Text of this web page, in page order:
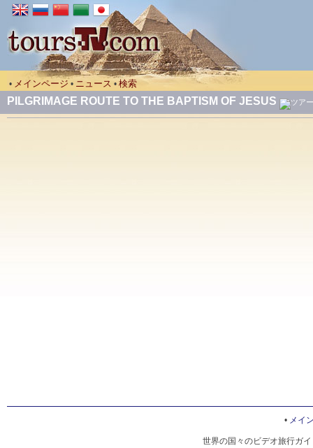
• メインページ • ニュース • 検索
PILGRIMAGE ROUTE TO THE BAPTISM OF JESUS
• メイ
世界の国々のビデオ旅行ガ